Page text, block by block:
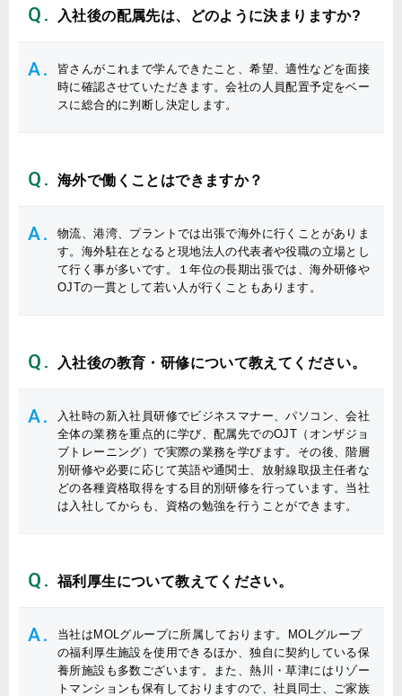
入社後の配属先は、どのように決まりますか?
皆さんがこれまで学んできたこと、希望、適性などを面接
時に確認させていただきます。会社の人員配置予定をベー
スに総合的に判断し決定します。
海外で働くことはできますか？
物流、港湾、プラントでは出張で海外に行くことがありま
す。海外駐在となると現地法人の代表者や役職の立場とし
て行く事が多いです。１年位の長期出張では、海外研修や
OJTの一貫として若い人が行くこともあります。
入社後の教育・研修について教えてください。
入社時の新入社員研修でビジネスマナー、パソコン、会社
全体の業務を重点的に学び、配属先でのOJT（オンザジョ
ブトレーニング）で実際の業務を学びます。その後、階層
別研修や必要に応じて英語や通関士、放射線取扱主任者な
どの各種資格取得をする目的別研修を行っています。当社
は入社してからも、資格の勉強を行うことができます。
福利厚生について教えてください。
当社はMOLグループに所属しております。MOLグループ
の福利厚生施設を使用できるほか、独自に契約している保
養所施設も多数ございます。また、熱川・草津にはリゾー
トマンションも保有しておりますので、社員同士、ご家族